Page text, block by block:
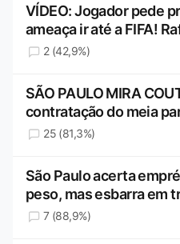
VÍDEO: Jogador pede
ameaça ir até a FIFA!
2 (42,9%)
SÃO PAULO MIRA
contratação do meia
25 (81,3%)
São Paulo acerta
peso, mas esbarra em
7 (88,9%)